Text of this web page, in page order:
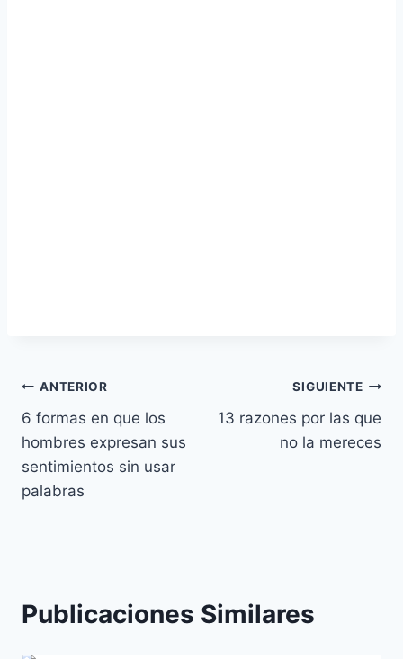
Navegación
de
entradas
ANTERIOR
6 formas en que los
hombres expresan sus
sentimientos sin usar
palabras
SIGUIENTE
13 razones por las que
no la mereces
Publicaciones Similares